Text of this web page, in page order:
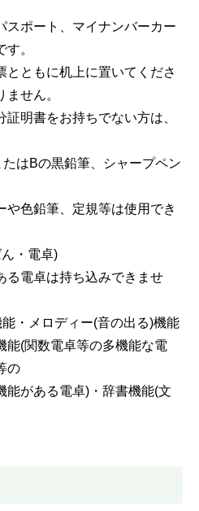
ト、マイナンバーカー
。
に机上に置いてくださ
せん。
をお持ちでない方は、
Bの黒鉛筆、シャープペン
筆、定規等は使用でき
・電卓)
卓は持ち込みできませ
ロディー(音の出る)機能
数電卓等の多機能な電
の
る電卓)・辞書機能(文